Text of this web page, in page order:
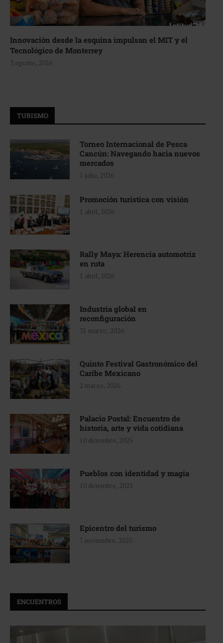
Innovación desde la esquina impulsan el MIT y el
Tecnológico de Monterrey
3 agosto, 2026
TURISMO
Torneo Internacional de Pesca
Cancún: Navegando hacia nuevos
mercados
1 julio, 2026
Promoción turística con visión
1 abril, 2026
Rally Maya: Herencia automotriz
en ruta
1 abril, 2026
Industria global en
reconfiguración
31 marzo, 2026
Quinto Festival Gastronómico del
Caribe Mexicano
2 marzo, 2026
Palacio Postal: Encuentro de
historia, arte y vida cotidiana
10 diciembre, 2025
Pueblos con identidad y magia
10 diciembre, 2025
Epicentro del turismo
7 noviembre, 2025
ENCUENTROS